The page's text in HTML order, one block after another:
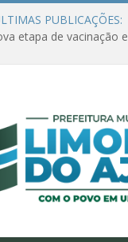
PUBLICAÇÕES: